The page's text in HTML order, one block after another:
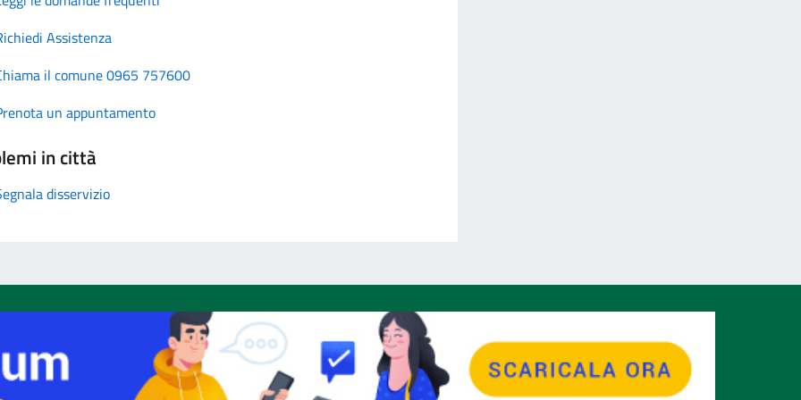
Assistenza
il comune 0965 757600
un appuntamento
in città
disservizio